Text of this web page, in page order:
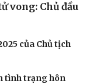
vong: Chủ đầu
của Chủ tịch
tình trạng hôn